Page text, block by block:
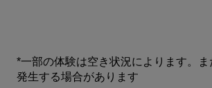
*一部の体験は空き状況によります。
発生する場合があります